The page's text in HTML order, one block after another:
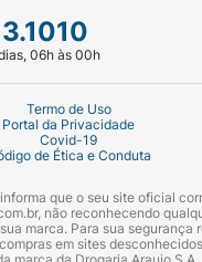
06h às 00h
Termo de Uso
Portal da Privacidade
Covid-19
de Ética e Conduta
que o seu site oficial
não reconhecendo
marca. Para sua segurança
em sites